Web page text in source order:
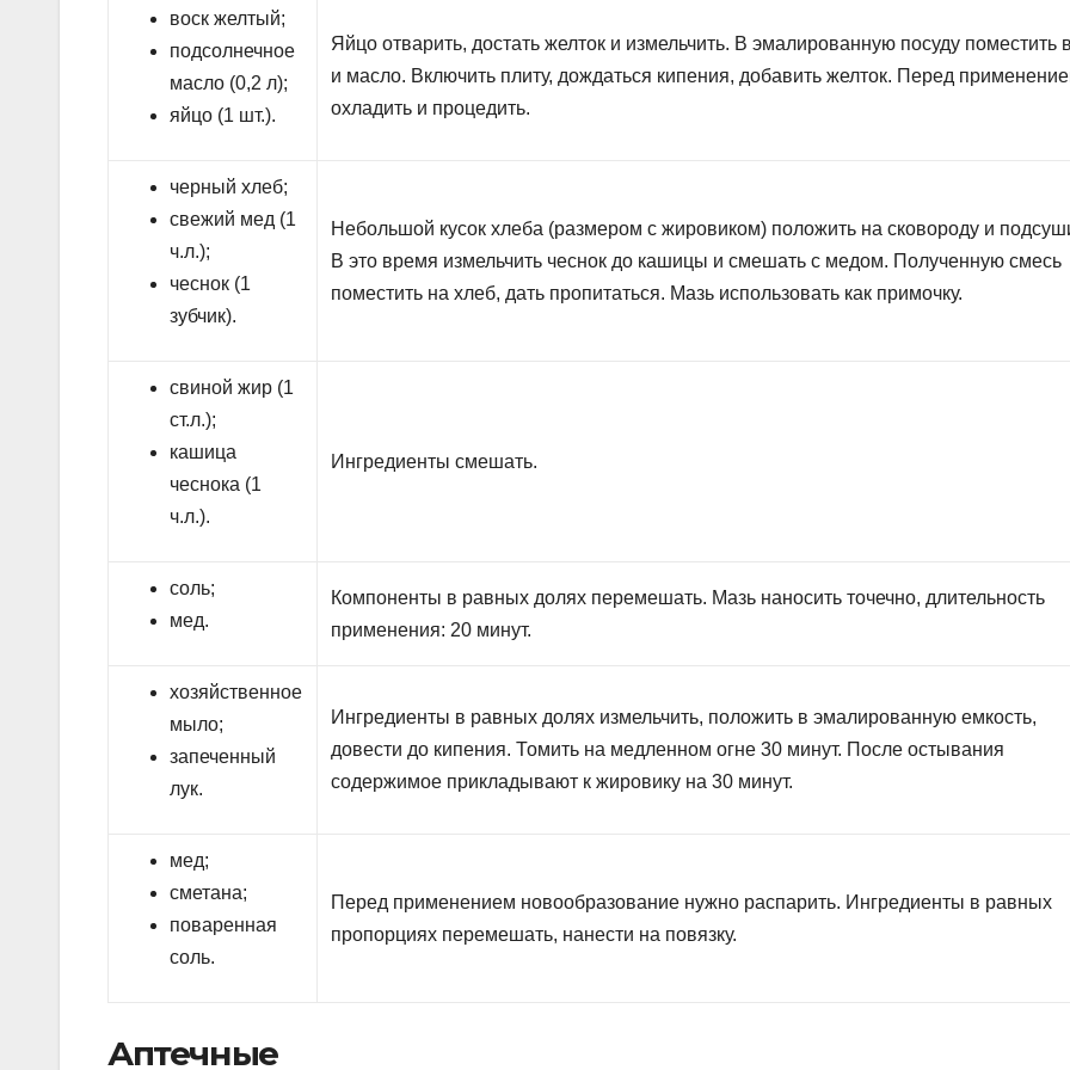
воск желтый;
подсолнечное
масло (0,2 л);
яйцо (1 шт.).
Яйцо отварить, достать желток и измельчить. В эмалированную посуду поместить
и масло. Включить плиту, дождаться кипения, добавить желток. Перед
охладить и процедить.
черный хлеб;
свежий мед (1
ч.л.);
чеснок (1
зубчик).
Небольшой кусок хлеба (размером с жировиком) положить на сковороду и
В это время измельчить чеснок до кашицы и смешать с медом. Полученную смесь
поместить на хлеб, дать пропитаться. Мазь использовать как примочку.
свиной жир (1
ст.л.);
кашица
чеснока (1
ч.л.).
Ингредиенты смешать.
соль;
мед.
Компоненты в равных долях перемешать. Мазь наносить точечно, длительность
применения: 20 минут.
хозяйственное
мыло;
запеченный
лук.
Ингредиенты в равных долях измельчить, положить в эмалированную емкость,
довести до кипения. Томить на медленном огне 30 минут. После остывания
содержимое прикладывают к жировику на 30 минут.
мед;
сметана;
поваренная
соль.
Перед применением новообразование нужно распарить. Ингредиенты в равных
пропорциях перемешать, нанести на повязку.
Аптечные